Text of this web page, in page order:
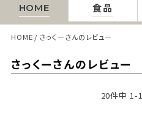
HOME 食品
HOME さっくーさんのレビュー
さっくーさんのレビュー
20件中 1 -